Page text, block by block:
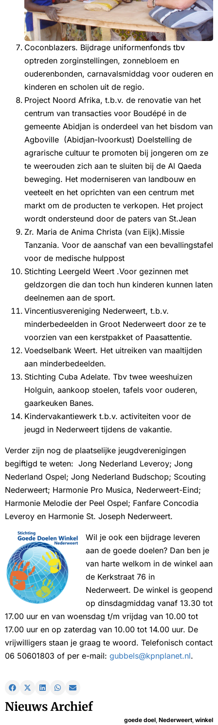
Coconblazers. Bijdrage uniformenfonds tbv
optreden zorginstellingen, zonnebloem en
ouderenbonden, carnavalsmiddag voor ouderen en
kinderen en scholen uit de regio.
Project Noord Afrika, t.b.v. de renovatie van het
centrum van transacties voor Boudépé in de
gemeente Abidjan is onderdeel van het bisdom van
Agboville (Abidjan-Ivoorkust) Doelstelling de
agrarische cultuur te promoten bij jongeren om ze
te weerouden zich aan te sluiten bij de Al Qaeda
beweging. Het moderniseren van landbouw en
veeteelt en het oprichten van een centrum met
markt om de producten te verkopen. Het project
wordt ondersteund door de paters van St.Jean
Zr. Maria de Anima Christa (van Eijk).Missie
Tanzania. Voor de aanschaf van een bevallingstafel
voor de medische hulppost
Stichting Leergeld Weert .Voor gezinnen met
geldzorgen die dan toch hun kinderen kunnen laten
deelnemen aan de sport.
Vincentiusvereniging Nederweert, t.b.v.
minderbedeelden in Groot Nederweert door ze te
voorzien van een kerstpakket of Paasattentie.
Voedselbank Weert. Het uitreiken van maaltijden
aan minderbedeelden.
Stichting Cuba Adelate. Tbv twee weeshuizen
Holguin, aankoop stoelen, tafels voor ouderen,
gaarkeuken Banes.
Kindervakantiewerk t.b.v. activiteiten voor de
jeugd in Nederweert tijdens de vakantie.
Verder zijn nog de plaatselijke jeugdverenigingen
begiftigd te weten: Jong Nederland Leveroy; Jong
Nederland Ospel; Jong Nederland Budschop; Scouting
Nederweert; Harmonie Pro Musica, Nederweert-Eind;
Harmonie Melodie der Peel Ospel; Fanfare Concodia
Leveroy en Harmonie St. Joseph Nederweert.
Wil je ook een bijdrage leveren
aan de goede doelen? Dan ben je
van harte welkom in de winkel aan
de Kerkstraat 76 in
Nederweert. De winkel is geopend
op dinsdagmiddag vanaf 13.30 tot
17.00 uur en van woensdag t/m vrijdag van 10.00 tot
17.00 uur en op zaterdag van 10.00 tot 14.00 uur. De
vrijwilligers staan je graag te woord. Telefonisch contact
06 50601803 of per e-mail: gubbels@kpnplanet.nl.
Nieuws Archief
goede doel Nederweert winkel